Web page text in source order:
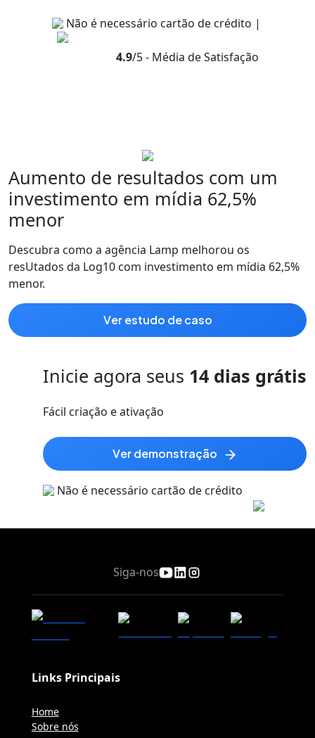
Não é necessário cartão de crédito |
4.9/5 - Média de Satisfação
Aumento de resultados com um
investimento em mídia 62,5%
menor
Descubra como a agência Lamp melhorou os
resUtados da Log10 com investimento em mídia 62,5%
menor.
ver estudo de caso
Inicie agora seus 14 dias grátis
Fácil criação e ativação
ver demonstração
Não é necessário cartão de crédito
Siga-nos
Links Principais
Home
Sobre nós